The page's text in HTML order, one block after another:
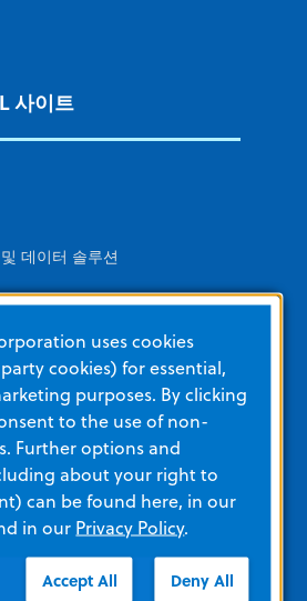
사이트
데이터 솔루션
블 제세동기uses cookies
cookies) for essential,
purposes. By clicking
to the use of non-
Further options and
about your right to
can be found here, in our
in our Privacy Policy.
Accept All Deny All